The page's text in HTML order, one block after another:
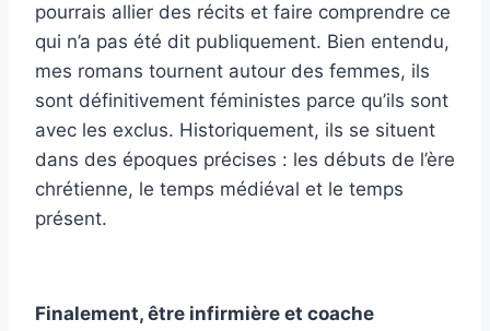
pourrais allier des récits et faire comprendre ce
qui n’a pas été dit publiquement. Bien entendu,
mes romans tournent autour des femmes, ils
sont définitivement féministes parce qu’ils sont
avec les exclus. Historiquement, ils se situent
dans des époques précises : les débuts de l’ère
chrétienne, le temps médiéval et le temps
présent.
Finalement, être infirmière et coache